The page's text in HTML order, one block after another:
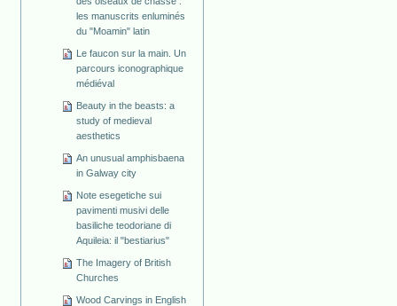
les manuscrits enluminés
du "Moamin" latin
Le faucon sur la main. Un
parcours iconographique
médiéval
Beauty in the beasts: a
study of medieval
aesthetics
An unusual amphisbaena
in Galway city
Note esegetiche sui
pavimenti musivi delle
basiliche teodoriane di
Aquileia: il "bestiarius"
The Imagery of British
Churches
Wood Carvings in English